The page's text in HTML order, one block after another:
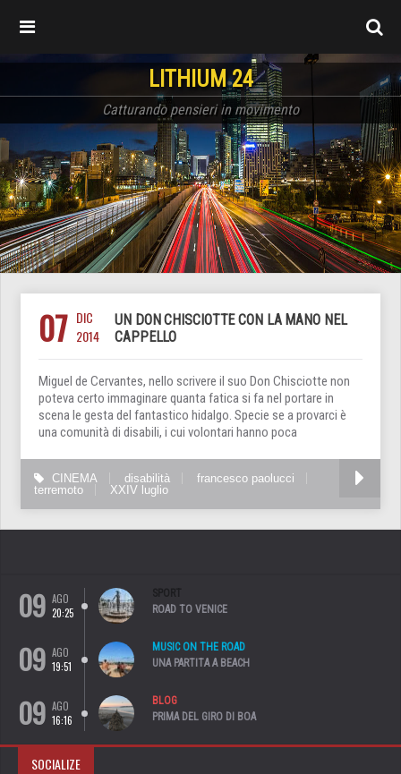
LITHIUM 24
Catturando pensieri in movimento
07 DIC
2014
UN DON CHISCIOTTE CON LA MANO NEL
CAPPELLO
Miguel de Cervantes, nello scrivere il suo Don Chisciotte non
poteva certo immaginare quanta fatica si fa nel portare in
scena le gesta del fantastico hidalgo. Specie se a provarci è
una comunità di disabili, i cui volontari hanno poca
CINEMA disabilità
francesco paolucci
terremoto
XXIV luglio
09 AGO
20:25
SPORT
ROAD TO VENICE
09 AGO
19:51
MUSIC ON THE ROAD
UNA PARTITA A BEACH
09 AGO
16:16
BLOG
PRIMA DEL GIRO DI BOA
SOCIALIZE